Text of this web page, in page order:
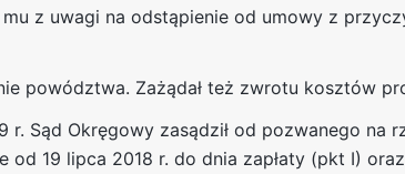
mu z uwagi na odstąpienie od umowy z
powództwa. Zażądał też zwrotu kosztów
r. Sąd Okręgowy zasądził od pozwanego na
od 19 lipca 2018 r. do dnia zapłaty (pkt I)